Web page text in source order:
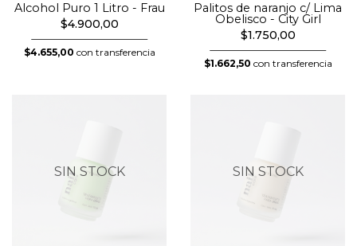
Alcohol Puro 1 Litro - Frau
$4.900,00
$4.655,00 con transferencia
Palitos de naranjo c/ Lima
Obelisco - City Girl
$1.750,00
$1.662,50 con transferencia
SIN STOCK SIN STOCK